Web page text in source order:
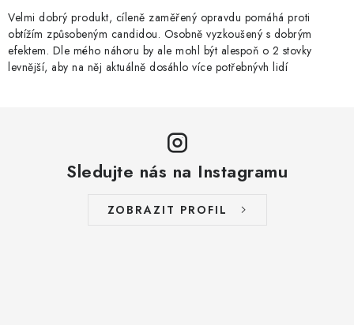
Velmi dobrý produkt, cíleně zaměřený opravdu pomáhá proti
obtížím způsobeným candidou. Osobně vyzkoušený s dobrým
efektem. Dle mého náhoru by ale mohl být alespoň o 2 stovky
levnější, aby na něj aktuálně dosáhlo více potřebnývh lidí
Sledujte nás na Instagramu
ZOBRAZIT PROFIL